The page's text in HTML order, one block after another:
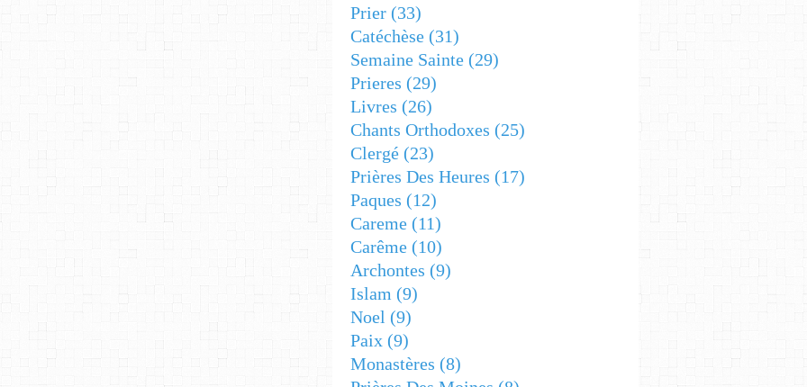
Prier (33)
Catéchèse (31)
Semaine Sainte (29)
Prieres (29)
Livres (26)
Chants Orthodoxes (25)
Clergé (23)
Prières Des Heures (17)
Paques (12)
Careme (11)
Carême (10)
Archontes (9)
Islam (9)
Noel (9)
Paix (9)
Monastères (8)